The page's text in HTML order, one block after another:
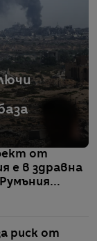
от
е в здравна
риск от